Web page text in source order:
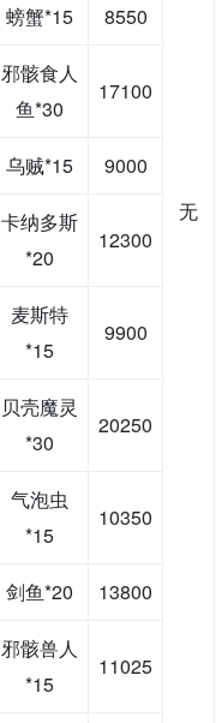
无
螃蟹*15 8550
邪骸食人
鱼*30
17100
乌贼*15 9000
卡纳多斯
*20
12300
麦斯特
*15
9900
贝壳魔灵
*30
20250
气泡虫
*15
10350
剑鱼*20 13800
邪骸兽人
*15
11025